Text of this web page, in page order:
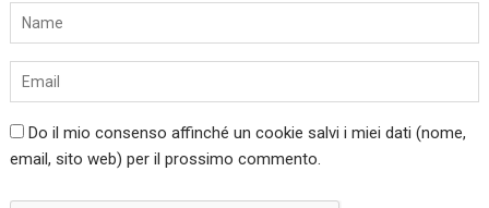
Do il mio consenso affinché un cookie salvi i miei dati (nome,
email, sito web) per il prossimo commento.